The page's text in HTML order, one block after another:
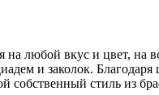
любой вкус и цвет, на
и заколок.
стиль из